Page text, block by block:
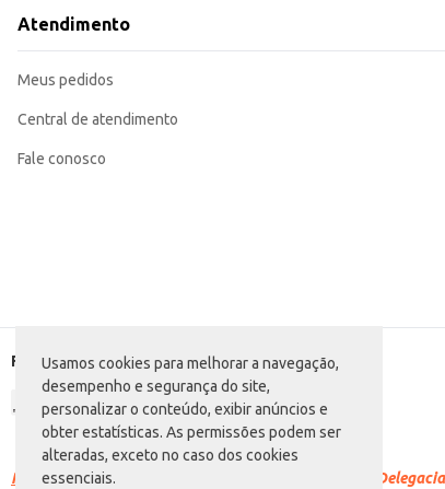
Usamos cookies para melhorar a navegação,
desempenho e segurança do site,
personalizar o conteúdo, exibir anúncios e
obter estatísticas. As permissões podem ser
alteradas, exceto no caso dos cookies
essenciais.
Atendimento
Meus pedidos
Central de atendimento
Fale conosco
Formas de pagamento
Racismo é crime. Denuncie. Disque 100 ou procure a